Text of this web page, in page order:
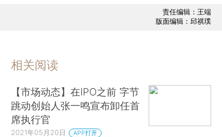
责任编辑：王端
版面编辑：邱祺璞
相关阅读
【市场动态】在IPO之前 字节
跳动创始人张一鸣宣布卸任首
席执行官
2021年05月20日 APP打开